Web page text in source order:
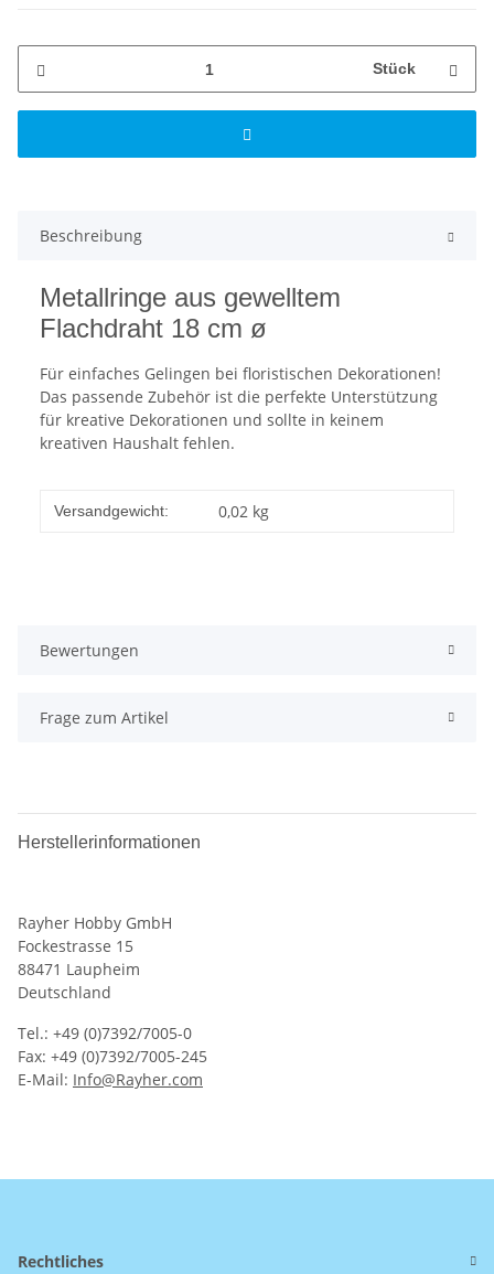
Stück
Beschreibung
Metallringe aus gewelltem
Flachdraht 18 cm ø
Für einfaches Gelingen bei floristischen Dekorationen!
Das passende Zubehör ist die perfekte Unterstützung
für kreative Dekorationen und sollte in keinem
kreativen Haushalt fehlen.
Versandgewicht: 0,02 kg
Bewertungen
Frage zum Artikel
Herstellerinformationen
Rayher Hobby GmbH
Fockestrasse 15
88471 Laupheim
Deutschland
Tel.: +49 (0)7392/7005-0
Fax: +49 (0)7392/7005-245
E-Mail: Info@Rayher.com
Rechtliches